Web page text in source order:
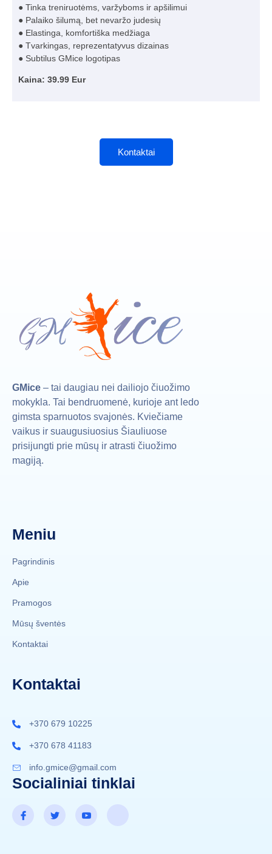
● Tinka treniruotėms, varžyboms ir apšilimui
● Palaiko šilumą, bet nevaržo judesių
● Elastinga, komfortiška medžiaga
● Tvarkingas, reprezentatyvus dizainas
● Subtilus GMice logotipas
Kaina: 39.99 Eur
Kontaktai
GMice – tai daugiau nei dailiojo čiuožimo
mokykla. Tai bendruomenė, kurioje ant ledo
gimsta sparnuotos svajonės. Kviečiame
vaikus ir suaugusiuosius Šiauliuose
prisijungti prie mūsų ir atrasti čiuožimo
magiją.
Meniu
Pagrindinis
Apie
Pramogos
Mūsų šventės
Kontaktai
Kontaktai
+370 679 10225
+370 678 41183
info.gmice@gmail.com
Socialiniai tinklai